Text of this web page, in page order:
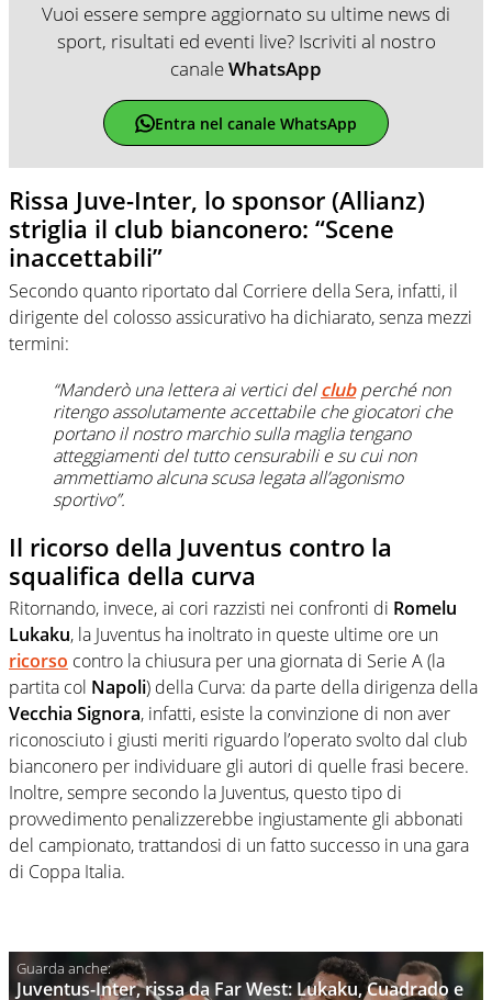
Vuoi essere sempre aggiornato su ultime news di
sport, risultati ed eventi live? Iscriviti al nostro
canaleWhatsApp
Entra nel canale WhatsApp
Rissa Juve-Inter, lo sponsor (Allianz)
striglia il club bianconero: “Scene
inaccettabili”
Secondo quanto riportato dal Corriere della Sera, infatti, il
dirigente del colosso assicurativo ha dichiarato, senza mezzi
termini:
“Manderò una lettera ai vertici delclubperché non
ritengo assolutamente accettabile che giocatori che
portano il nostro marchio sulla maglia tengano
atteggiamenti del tutto censurabili e su cui non
ammettiamo alcuna scusa legata all’agonismo
sportivo”.
Il ricorso della Juventus contro la
squalifica della curva
Ritornando, invece, ai cori razzisti nei confronti di Romelu
Lukaku, la Juventus ha inoltrato in queste ultime ore un
ricorso contro la chiusura per una giornata di Serie A (la
partita col Napoli) della Curva: da parte della dirigenza della
Vecchia Signora, infatti, esiste la convinzione di non aver
riconosciuto i giusti meriti riguardo l’operato svolto dal club
bianconero per individuare gli autori di quelle frasi becere.
Inoltre, sempre secondo la Juventus, questo tipo di
provvedimento penalizzerebbe ingiustamente gli abbonati
del campionato, trattandosi di un fatto successo in una gara
di Coppa Italia.
Juventus-Inter, rissa da Far West: Lukaku, Cuadrado e